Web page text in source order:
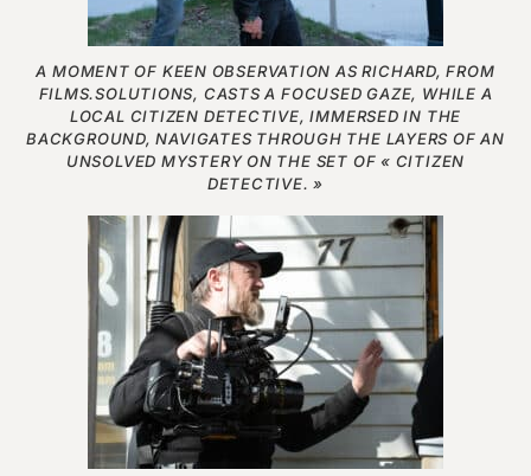
A MOMENT OF KEEN OBSERVATION AS RICHARD, FROM
FILMS.SOLUTIONS, CASTS A FOCUSED GAZE, WHILE A
LOCAL CITIZEN DETECTIVE, IMMERSED IN THE
BACKGROUND, NAVIGATES THROUGH THE LAYERS OF AN
UNSOLVED MYSTERY ON THE SET OF « CITIZEN
DETECTIVE. »